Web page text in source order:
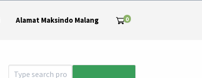
Alamat Maksindo Malang 0